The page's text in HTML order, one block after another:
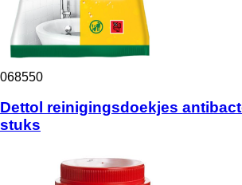
068550
Dettol reinigingsdoekjes
stuks